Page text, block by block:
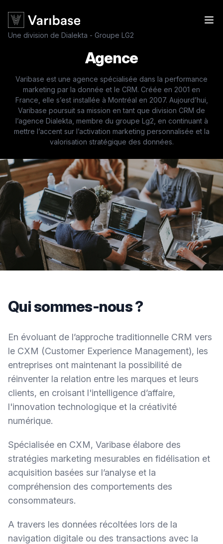
Une division de Dialekta - Groupe LG2
Agence
Varibase est une agence spécialisée dans la performance
marketing par la donnée et le CRM. Créée en 2001 en
France, elle s’est installée à Montréal en 2007. Aujourd’hui,
Varibase poursuit sa mission en tant que division CRM de
l’agence Dialekta, membre du groupe Lg2, en continuant à
mettre l’accent sur l’activation marketing personnalisée et la
valorisation stratégique des données.
Qui sommes-nous ?
En évoluant de l’approche traditionnelle CRM vers
le CXM (Customer Experience Management), les
entreprises ont maintenant la possibilité de
réinventer la relation entre les marques et leurs
clients, en croisant l'intelligence d’affaire,
l'innovation technologique et la créativité
numérique.
Spécialisée en CXM, Varibase élabore des
stratégies marketing mesurables en fidélisation et
acquisition basées sur l’analyse et la
compréhension des comportements des
consommateurs.
A travers les données récoltées lors de la
navigation digitale ou des transactions avec la